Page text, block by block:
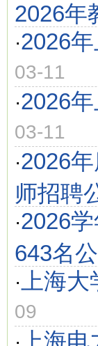
2026年
·2026
03-11
·2026
03-11
·2026
师招聘
·2026
643名
·
上海
09
上海